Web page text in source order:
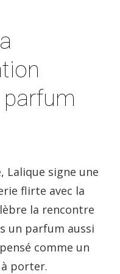
parfum
Lalique signe une
flirte avec la
la rencontre
un parfum aussi
comme un
porter.